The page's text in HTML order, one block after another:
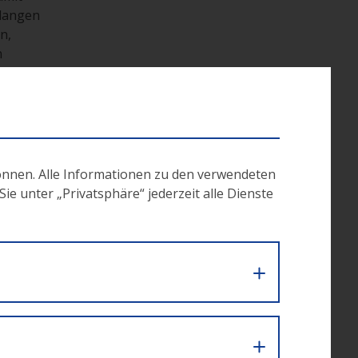
vor,
Alle Informationen zu den verwendeten
unter „Privatsphäre“ jederzeit alle Dienste